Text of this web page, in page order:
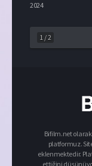
2024
1 /2
Bifilm.net olarak
platformuz.
eklenmektedir.
ettiğini